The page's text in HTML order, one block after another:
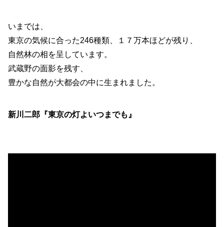
いまでは、
東京の気候に合った246種類、１７万本ほどが残り、
自然林の相を呈しています。
武蔵野の面影を残す、
豊かな自然が大都会の中に生まれました。
新川二郎『東京の灯よいつまでも』